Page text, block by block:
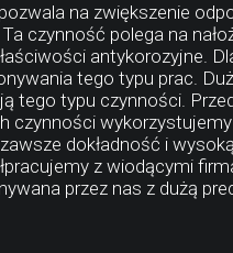
na zwiększenie
czynność polega na
antykorozyjne.
tego typu prac.
tego typu czynności.
dokładność i
z wiodącymi
przez nas z dużą